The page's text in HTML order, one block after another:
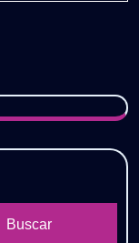
Buscar